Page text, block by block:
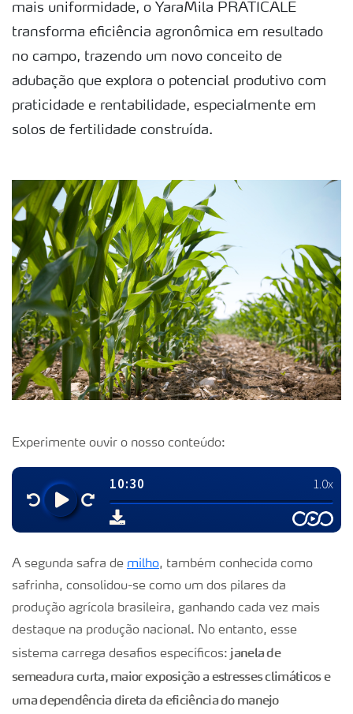
mais uniformidade, o YaraMila PRATICALE
transforma eficiência agronômica em resultado
no campo, trazendo um novo conceito de
adubação que explora o potencial produtivo com
praticidade e rentabilidade, especialmente em
solos de fertilidade construída.
Experimente ouvir o nosso conteúdo:
A segunda safra de milho, também conhecida como
safrinha, consolidou-se como um dos pilares da
produção agrícola brasileira, ganhando cada vez mais
destaque na produção nacional. No entanto, esse
sistema carrega desafios específicos: janela de
semeadura curta, maior exposição a estresses climáticos e
uma dependência direta da eficiência do manejo